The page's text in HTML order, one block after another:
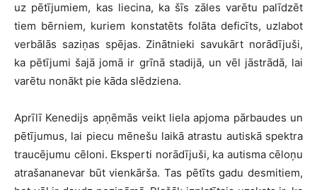
uz pētījumiem, kas liecina, ka šīs zāles varētu palīdzēt
tiem bērniem, kuriem konstatēts folāta deficīts, uzlabot
verbālās saziņas spējas. Zinātnieki savukārt norādījuši,
ka pētījumi šajā jomā ir grīnā stadijā, un vēl jāstrādā, lai
varētu nonākt pie kāda slēdziena.
Aprīlī Kenedijs apņēmās veikt liela apjoma pārbaudes un
pētījumus, lai piecu mēnešu laikā atrastu autiskā spektra
traucējumu cēloni. Eksperti norādījuši, ka autisma cēloņu
atrašananevar būt vienkārša. Tas pētīts gadu desmitiem,